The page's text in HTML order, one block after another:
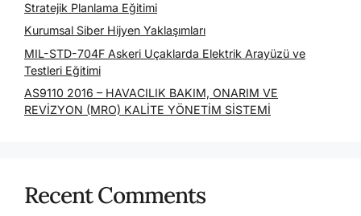
Stratejik Planlama Eğitimi
Kurumsal Siber Hijyen Yaklaşımları
MIL-STD-704F Askeri Uçaklarda Elektrik Arayüzü ve
Testleri Eğitimi
AS9110 2016 – HAVACILIK BAKIM, ONARIM VE
REVİZYON (MRO) KALİTE YÖNETİM SİSTEMİ
Recent Comments